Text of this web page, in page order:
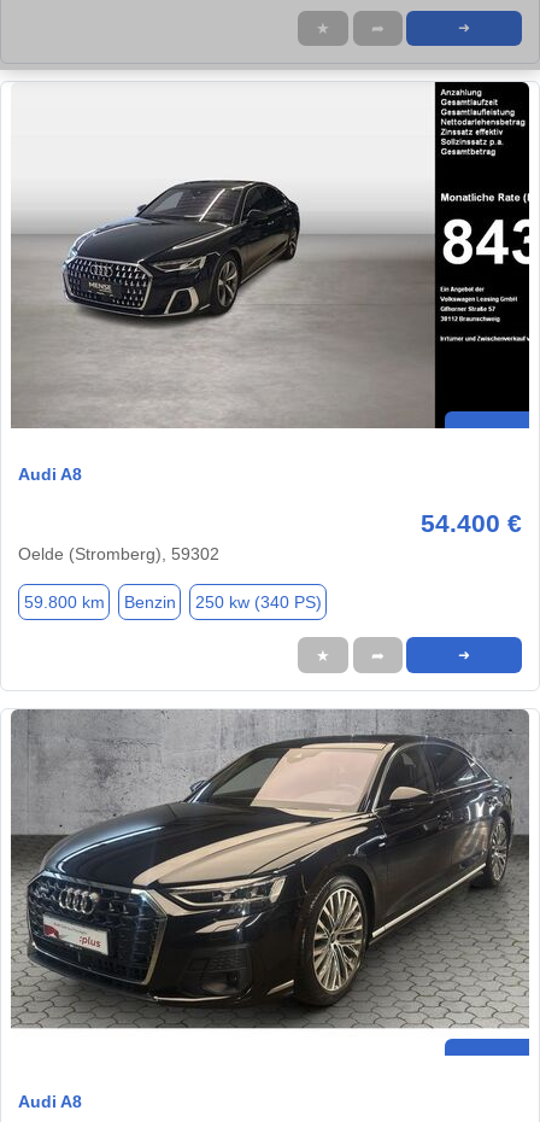
★ ➦ ➜
Audi A8
54.400 €
Oelde (Stromberg), 59302
59.800 km Benzin 250 kw (340 PS)
★ ➦ ➜
Audi A8